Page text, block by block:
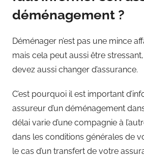
déménagement ?
Déménager n’est pas une mince
mais cela peut aussi être
devez aussi changer d’assurance.
C’est pourquoi il est important
assureur d’un déménagement
délai varie d’une compagnie à
dans les conditions générales de
le cas d’un transfert de votre